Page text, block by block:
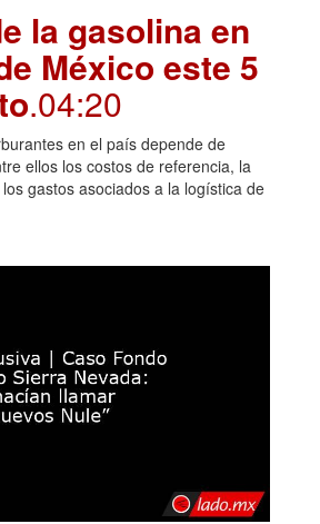
la gasolina en
México este 5
.04:20
en el país depende de
ellos los costos de referencia, la
gastos asociados a la logística de